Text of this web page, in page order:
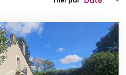
Nous ?
Équipe
Actualités